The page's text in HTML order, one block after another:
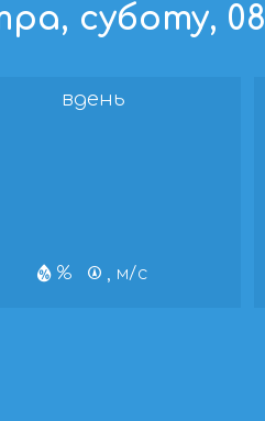
суботу,
вдень
% , м/с